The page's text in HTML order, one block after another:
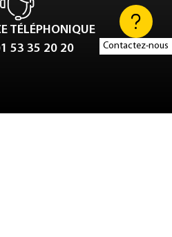
Contactez-nous
TÉLÉPHONIQUE
53 35 20 20